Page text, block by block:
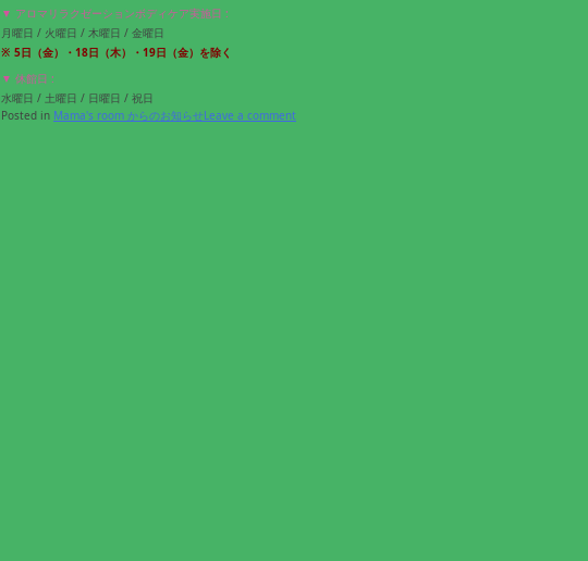
▼ アロマリラクゼーションボディケア実施日 :
月曜日 / 火曜日 / 木曜日 / 金曜日
※ 5日（金）・18日（木）・19日（金） を除く
▼ 休館日 :
水曜日 / 土曜日 / 日曜日 / 祝日
Posted in Mama's room からのお知らせLeave a comment